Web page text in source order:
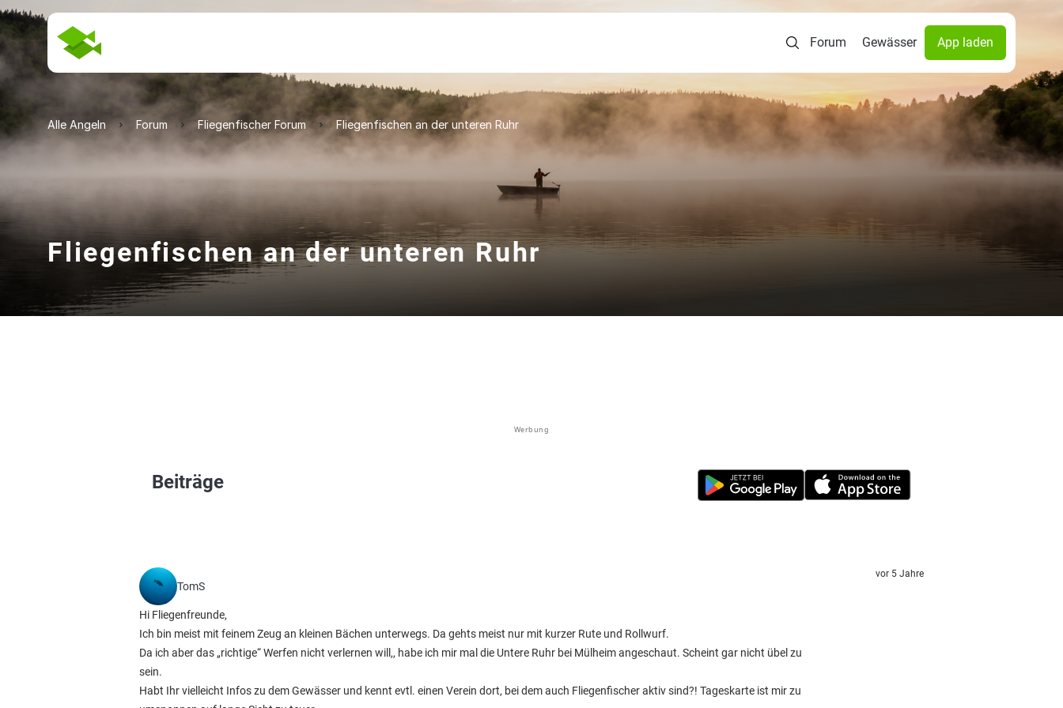
Forum Gewässer App laden
Alle Angeln Forum Fliegenfischer Forum Fliegenfischen an der unteren Ruhr
Fliegenfischen an der unteren Ruhr
Werbung
Beiträge
TomS
Hi Fliegenfreunde,
Ich bin meist mit feinem Zeug an kleinen Bächen unterwegs. Da gehts meist nur mit kurzer Rute und Rollwurf.
Da ich aber das „richtige“ Werfen nicht verlernen will,, habe ich mir mal die Untere Ruhr bei Mülheim angeschaut. Scheint gar nicht übel zu
sein.
Habt Ihr vielleicht Infos zu dem Gewässer und kennt evtl. einen Verein dort, bei dem auch Fliegenfischer aktiv sind?! Tageskarte ist mir zu
vor 5 Jahre